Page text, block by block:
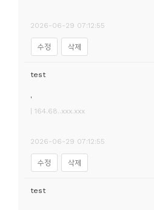
2026-06-29 07:12:55
수정 삭제
test
'
| 164.68..xxx.xxx
2026-06-29 07:12:55
수정 삭제
test